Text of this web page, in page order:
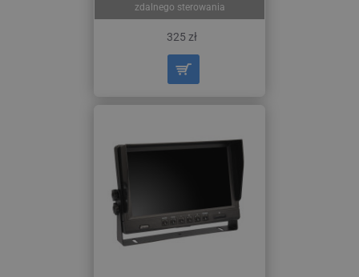
zdalnego sterowania
325 zł